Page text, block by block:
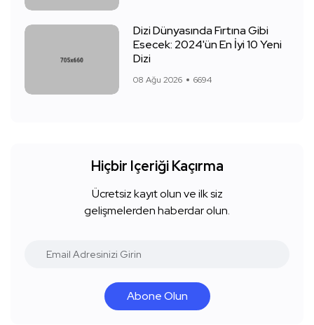
Dizi Dünyasında Fırtına Gibi
Esecek: 2024'ün En İyi 10 Yeni
Dizi
08 Ağu 2026 6694
Hiçbir Içeriği Kaçırma
Ücretsiz kayıt olun ve ilk siz
gelişmelerden haberdar olun.
Abone Olun